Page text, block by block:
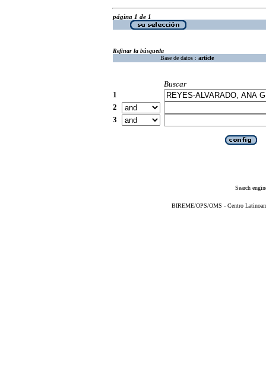
página 1 de 1
Refinar la búsqueda
Base de datos : article
Buscar
1
2
3
Search
BIREME/OPS/OMS - Centro